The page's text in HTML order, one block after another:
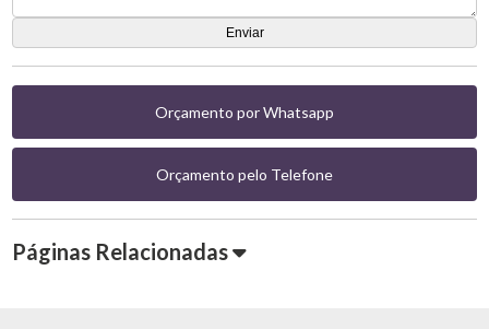
Orçamento por Whatsapp
Orçamento pelo Telefone
Páginas Relacionadas